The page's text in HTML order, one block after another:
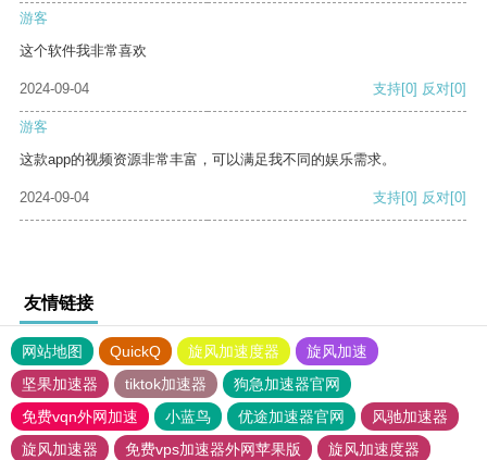
游客
这个软件我非常喜欢
2024-09-04 支持[0] 反对[0]
游客
这款app的视频资源非常丰富，可以满足我不同的娱乐需求。
2024-09-04 支持[0] 反对[0]
友情链接
网站地图 QuickQ 旋风加速度器
旋风加速
坚果加速器
tiktok加速器
狗急加速器官网
免费vqn外网加速
小蓝鸟 优途加速器官网
风驰加速器
旋风加速器
免费vps加速器外网苹果版
旋风加速度器